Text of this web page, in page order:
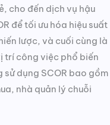
cho đến dịch vụ hậu
để tối ưu hóa hiệu suất
lược, và cuối cùng là
trí công việc phổ biến
dụng SCOR bao gồm
nhà quản lý chuỗi